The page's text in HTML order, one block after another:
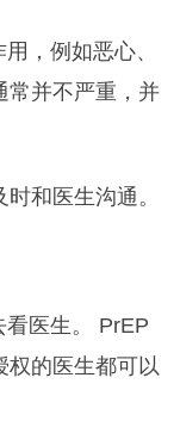
，例如恶心、
常并不严重，并
和医生沟通。
医生。 PrEP
权的医生都可以